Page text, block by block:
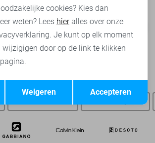
-50%
Petrol Industries T-shirt
Opslaan
cookies? Kies dan
weten? Lees hieralles over onze
Je kunt op elk moment
wijzigigen door op de link te klikken
Accepteren
Weigeren